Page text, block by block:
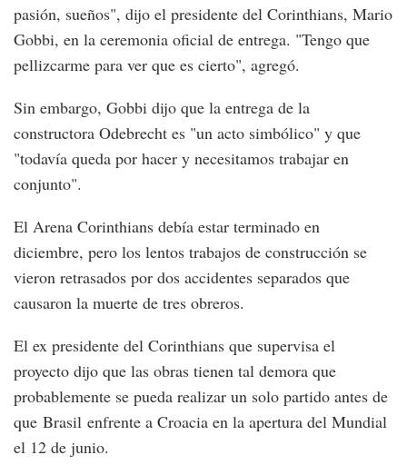
pasión, sueños", dijo el presidente del Corinthians, Mario
Gobbi, en la ceremonia oficial de entrega. "Tengo que
pellizcarme para ver que es cierto", agregó.
Sin embargo, Gobbi dijo que la entrega de la
constructora Odebrecht es "un acto simbólico" y que
"todavía queda por hacer y necesitamos trabajar en
conjunto".
El Arena Corinthians debía estar terminado en
diciembre, pero los lentos trabajos de construcción se
vieron retrasados por dos accidentes separados que
causaron la muerte de tres obreros.
El ex presidente del Corinthians que supervisa el
proyecto dijo que las obras tienen tal demora que
probablemente se pueda realizar un solo partido antes de
que Brasil enfrente a Croacia en la apertura del Mundial
el 12 de junio.